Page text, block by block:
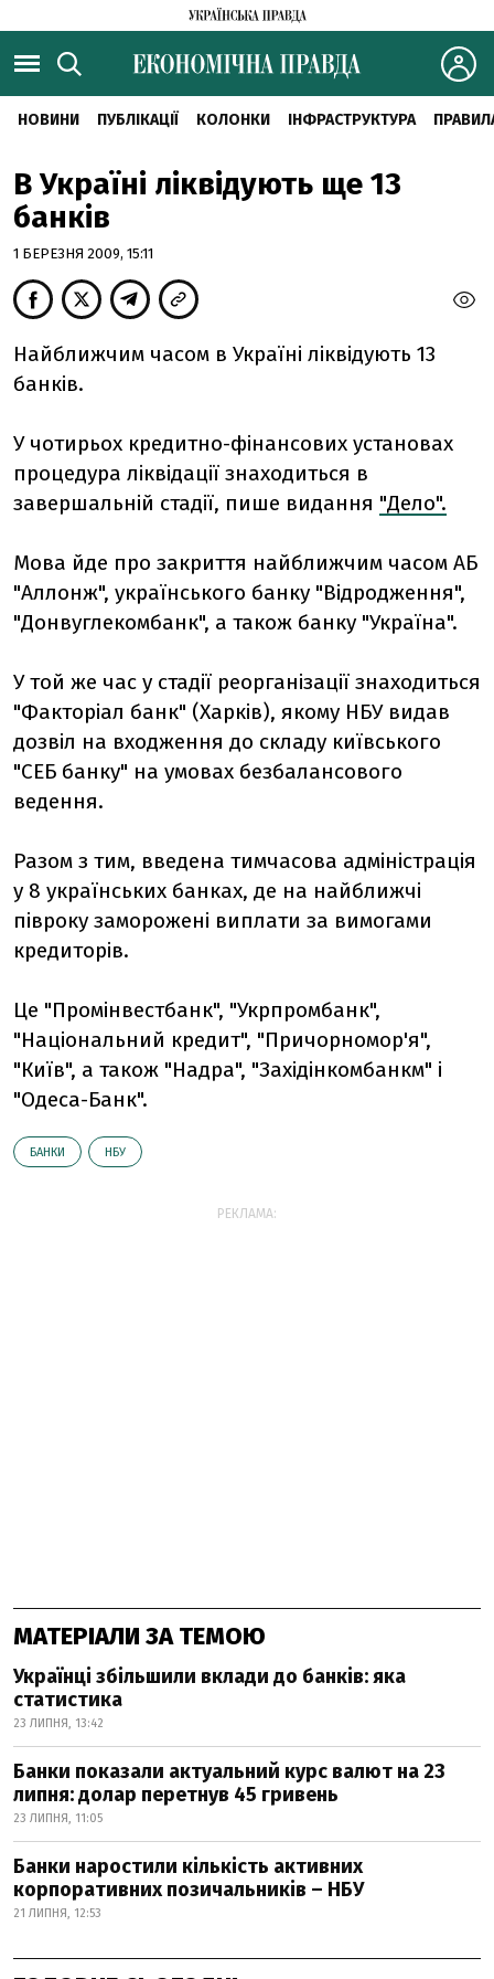
НОВИНИ ПУБЛІКАЦІЇ КОЛОНКИ ІНФРАСТРУКТУРА
В Україні ліквідують ще 13
банків
1 БЕРЕЗНЯ 2009, 15:11
Найближчим часом в Україні ліквідують 13
банків.
У чотирьох кредитно-фінансових установах
процедура ліквідації знаходиться в
завершальній стадії, пише видання "Дело".
Мова йде про закриття найближчим часом АБ
"Аллонж", українського банку "Відродження",
"Донвуглекомбанк", а також банку "Україна".
У той же час у стадії реорганізації знаходиться
"Факторіал банк" (Харків), якому НБУ видав
дозвіл на входження до складу київського
"СЕБ банку" на умовах безбалансового
ведення.
Разом з тим, введена тимчасова адміністрація
у 8 українських банках, де на найближчі
півроку заморожені виплати за вимогами
кредиторів.
Це "Промінвестбанк", "Укрпромбанк",
"Національний кредит", "Причорномор'я",
"Київ", а також "Надра", "Західінкомбанкм" і
"Одеса-Банк".
БАНКИ НБУ
РЕКЛАМА:
МАТЕРІАЛИ ЗА ТЕМОЮ
Українці збільшили вклади до банків: яка
статистика
23 ЛИПНЯ, 13:42
Банки показали актуальний курс валют на 23
липня: долар перетнув 45 гривень
23 ЛИПНЯ, 11:05
Банки наростили кількість активних
корпоративних позичальників – НБУ
21 ЛИПНЯ, 12:53